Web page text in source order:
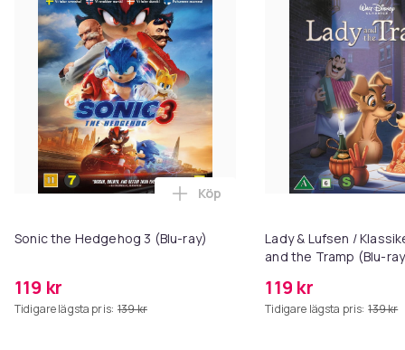
Sonic the Hedgehog 3 (Blu-ray)
119 kr
Tidigare lägsta pris: 139 kr
Lägg till Sonic the Hedgehog 3
Köp
Lady & Lufsen /
and the Tramp (Blu-
119 kr
Tidigare lägsta pris: 139 kr